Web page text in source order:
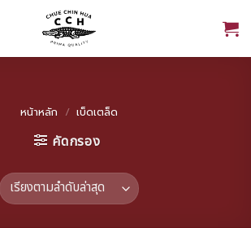
หน้าหลัก / เบ็ดเตล็ด
คัดกรอง